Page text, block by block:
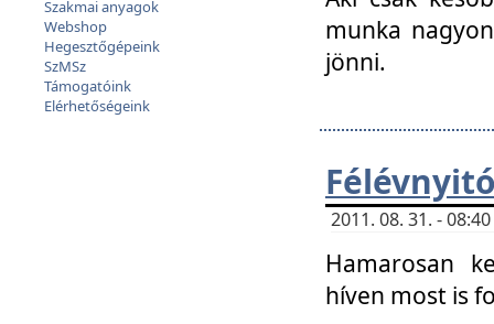
Szakmai anyagok
Webshop
Hegesztőgépeink
SzMSz
Támogatóink
Elérhetőségeink
munka
jönni.
2011. 08. 31. -
Hamarosan
híven most is